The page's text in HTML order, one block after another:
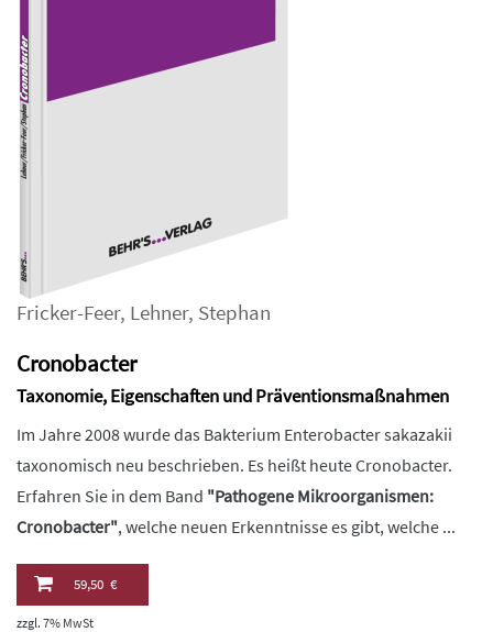
Fricker-Feer, Lehner, Stephan
Cronobacter
Taxonomie, Eigenschaften und Präventionsmaßnahmen
Im Jahre 2008 wurde das Bakterium Enterobacter sakazakii
taxonomisch neu beschrieben. Es heißt heute Cronobacter.
Erfahren Sie in dem Band "Pathogene Mikroorganismen:
Cronobacter", welche neuen Erkenntnisse es gibt, welche ...
59,50 €
zzgl. 7% MwSt